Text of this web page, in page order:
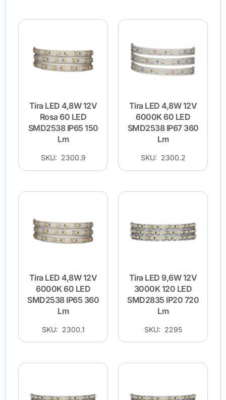
Tira LED 4,8W 12V
Rosa 60 LED
SMD2538 IP65 150
Lm
SKU: 2300.9
Tira LED 4,8W 12V
6000K 60 LED
SMD2538 IP67 360
Lm
SKU: 2300.2
Tira LED 4,8W 12V
6000K 60 LED
SMD2538 IP65 360
Lm
SKU: 2300.1
Tira LED 9,6W 12V
3000K 120 LED
SMD2835 IP20 720
Lm
SKU: 2295